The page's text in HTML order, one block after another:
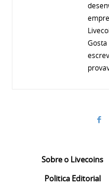
Gosta
Sobre o Livecoins
Politica Editorial